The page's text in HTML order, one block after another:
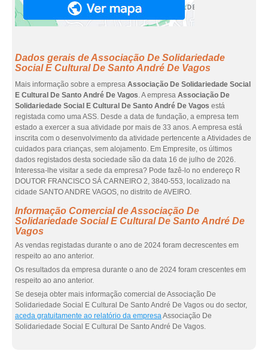
Dados gerais de Associação De Solidariedade
Social E Cultural De Santo André De Vagos
Mais informação sobre a empresa Associação De Solidariedade Social
E Cultural De Santo André De Vagos. A empresa Associação De
Solidariedade Social E Cultural De Santo André De Vagos está
registada como uma ASS. Desde a data de fundação, a empresa tem
estado a exercer a sua atividade por mais de 33 anos. A empresa está
inscrita com o desenvolvimento da atividade pertencente a Atividades de
cuidados para crianças, sem alojamento. Em Empresite, os últimos
dados registados desta sociedade são da data 16 de julho de 2026.
Interessa-lhe visitar a sede da empresa? Pode fazê-lo no endereço R
DOUTOR FRANCISCO SÁ CARNEIRO 2, 3840-553, localizado na
cidade SANTO ANDRE VAGOS, no distrito de AVEIRO.
Informação Comercial de Associação De
Solidariedade Social E Cultural De Santo André De
Vagos
As vendas registadas durante o ano de 2024 foram decrescentes em
respeito ao ano anterior.
Os resultados da empresa durante o ano de 2024 foram crescentes em
respeito ao ano anterior.
Se deseja obter mais informação comercial de Associação De
Solidariedade Social E Cultural De Santo André De Vagos ou do sector,
aceda gratuitamente ao relatório da empresaAssociação De
Solidariedade Social E Cultural De Santo André De Vagos.